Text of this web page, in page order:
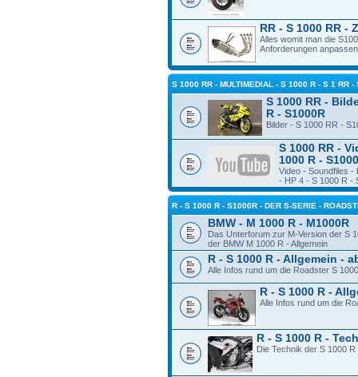
RR - S 1000 RR -
Alles womit man die
Anforderungen
S 1000 RR - MULTIMEDIAL - S 1000 R - S 1 RR -
S 1000 RR -
R - S1000R
Bilder - S 1000 RR -
S 1000 RR -
1000 R -
Video - Soundfiles -
- HP 4 - S 1000 R -
R - S 1000 R - S1000R - DER S-SERIE -
BMW - M 1000 R - M1000R
Das Unterforum zur M-Version der S
der BMW M 1000 R - Allgemein
R - S 1000 R - Allgemein -
Alle Infos rund um die Roadster S
R - S 1000 R -
Alle Infos rund um die
R - S 1000 R -
Die Technik der S 1000